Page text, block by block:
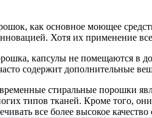
как основное моющее
Хотя их применение
капсулы не помещаются в
содержит дополнительные
стиральные порошки
типов тканей. Кроме того,
все более высокое